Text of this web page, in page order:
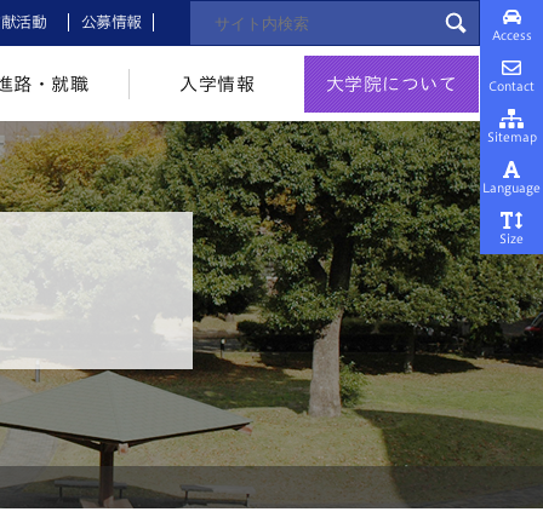
活動 公募情報
路・就職 入学情報 大学院について
Access
Contact
Sitemap
Language
Size